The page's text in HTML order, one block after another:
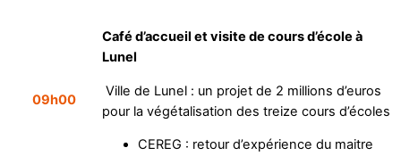
09h00
Café d’accueil et visite de cours d’école à
Lunel
Ville de Lunel : un projet de 2 millions d’euros
pour la végétalisation des treize cours d’écoles
CEREG : retour d’expérience du maitre